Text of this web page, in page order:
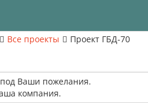
Все проекты Проект ГБД-70
Ваши пожелания.
компания.